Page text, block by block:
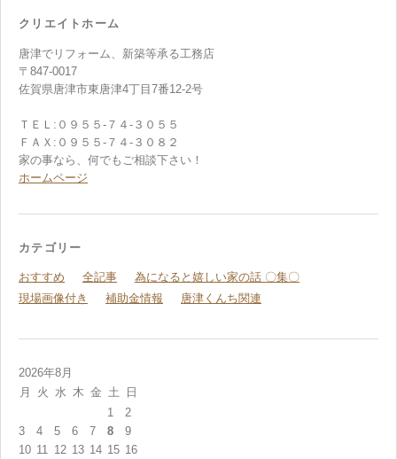
クリエイトホーム
唐津でリフォーム、新築等承る工務店
〒847-0017
佐賀県唐津市東唐津4丁目7番12-2号
ＴＥＬ:０９５５-７４-３０５５
ＦＡＸ:０９５５-７４-３０８２
家の事なら、何でもご相談下さい！
ホームページ
カテゴリー
おすすめ 全記事
為になると嬉しい家の話 〇集〇
現場画像付き
補助金情報 唐津くんち関連
2026年8月
月
火 水 木 金 土
日
1
2
3
4 5 6 7 8
9
10 11 12 13 14 15 16